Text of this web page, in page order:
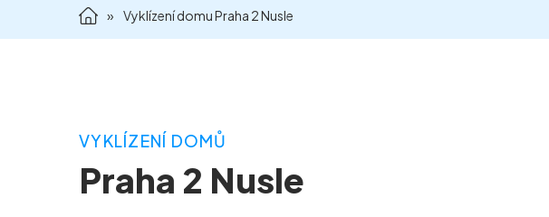
» Vyklízení domu Praha 2 Nusle
VYKLÍZENÍ DOMŮ
Praha 2 Nusle